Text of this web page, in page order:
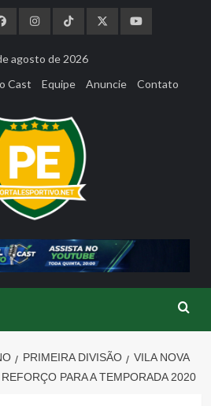
agosto de 2026
Cast Equipe Anuncie Contato
PRIMEIRA DIVISÃO
VILA NOVA
PARA A TEMPORADA 2020